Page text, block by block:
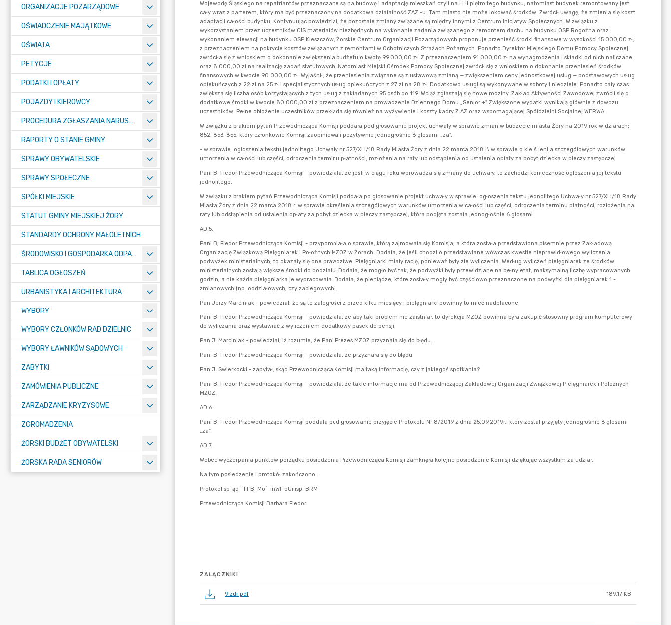
ORGANIZACJE POZARZĄDOWE
OŚWIADCZENIE MAJĄTKOWE
OŚWIATA
PETYCJE
PODATKI I OPŁATY
POJAZDY I KIEROWCY
PROCEDURA ZGŁASZANIA NARUSZEŃ PRAWA
RAPORTY O STANIE GMINY
SPRAWY OBYWATELSKIE
SPRAWY SPOŁECZNE
SPÓŁKI MIEJSKIE
STATUT GMINY MIEJSKIEJ ŻORY
STANDARDY OCHRONY MAŁOLETNICH
ŚRODOWISKO I GOSPODARKA ODPADAMI
TABLICA OGŁOSZEŃ
URBANISTYKA I ARCHITEKTURA
WYBORY
WYBORY CZŁONKÓW RAD DZIELNIC
WYBORY ŁAWNIKÓW SĄDOWYCH
ZABYTKI
ZAMÓWIENIA PUBLICZNE
ZARZĄDZANIE KRYZYSOWE
ZGROMADZENIA
ŻORSKI BUDŻET OBYWATELSKI
ŻORSKA RADA SENIORÓW
ZAŁĄCZNIKI
9 zdr.pdf 189.17 KB